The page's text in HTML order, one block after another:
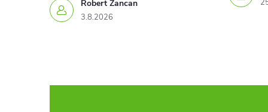
Robert Zancan
3.8.2026